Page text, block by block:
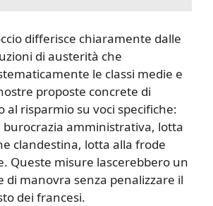
differisce chiaramente dalle
di austerità che
le classi medie e
proposte concrete di
al risparmio su voci specifiche:
burocrazia amministrativa, lotta
clandestina, lotta alla frode
Queste misure lascerebbero un
di manovra senza penalizzare il
dei francesi.